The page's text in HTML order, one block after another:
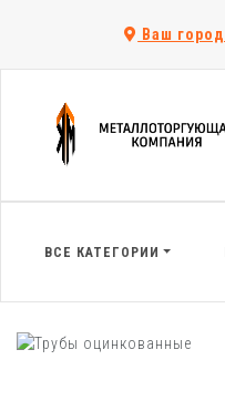
Ваш город
ВСЕ КАТЕГОРИИ